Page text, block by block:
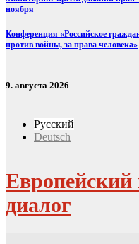
ноября
Конференция «Российское
против войны, за права человека»
9. августа 2026
Русский
Deutsch
диалог